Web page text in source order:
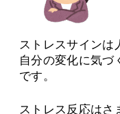
ストレスサインは
自分の変化に気づ
です。
ストレス反応はさ